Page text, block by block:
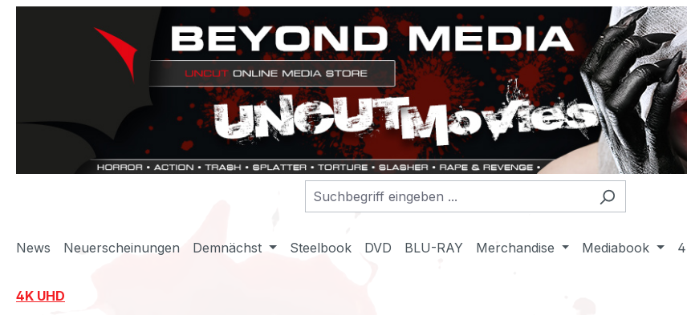
Zur Hauptnavigation springen
News Neuerscheinungen Demnächst Steelbook DVD BLU-RAY Merchandise Mediabook
4K UHD